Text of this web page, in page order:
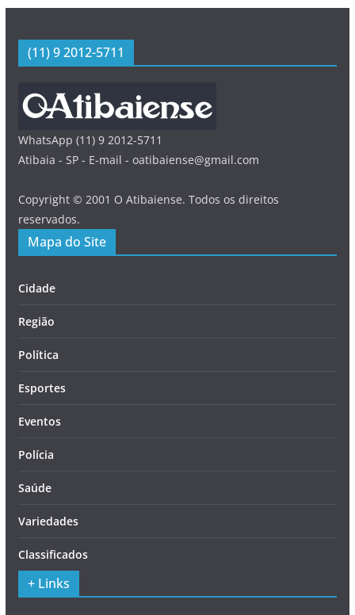
(11) 9 2012-5711
WhatsApp (11) 9 2012-5711
Atibaia - SP - E-mail - oatibaiense@gmail.com
Copyright © 2001 O Atibaiense. Todos os direitos
reservados.
Mapa do Site
Cidade
Região
Política
Esportes
Eventos
Polícia
Saúde
Variedades
Classificados
+ Links